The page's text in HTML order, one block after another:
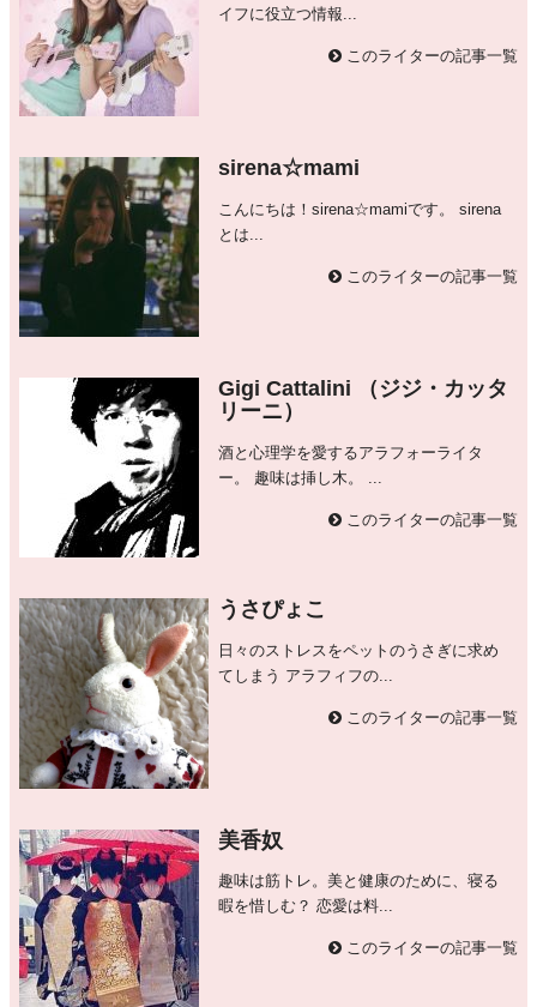
イフに役立つ情報...
このライターの記事一覧
sirena☆mami
こんにちは！sirena☆mamiです。 sirena
とは...
このライターの記事一覧
Gigi Cattalini （ジジ・カッタ
リーニ）
酒と心理学を愛するアラフォーライタ
ー。 趣味は挿し木。 ...
このライターの記事一覧
うさぴょこ
日々のストレスをペットのうさぎに求め
てしまう アラフィフの...
このライターの記事一覧
美香奴
趣味は筋トレ。美と健康のために、寝る
暇を惜しむ？ 恋愛は料...
このライターの記事一覧